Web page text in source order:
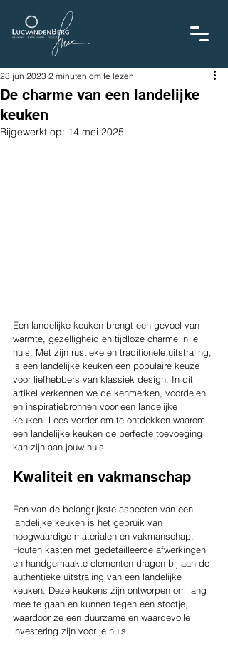
De charme van een landelijke
keuken
28 jun 2023 2 minuten om te lezen
Bijgewerkt op: 14 mei 2025
Een landelijke keuken brengt een gevoel van
warmte, gezelligheid en tijdloze charme in je
huis. Met zijn rustieke en traditionele uitstraling,
is een landelijke keuken een populaire keuze
voor liefhebbers van klassiek design. In dit
artikel verkennen we de kenmerken, voordelen
en inspiratiebronnen voor een landelijke
keuken. Lees verder om te ontdekken waarom
een landelijke keuken de perfecte toevoeging
kan zijn aan jouw huis.
Kwaliteit en vakmanschap
Een van de belangrijkste aspecten van een
landelijke keuken is het gebruik van
hoogwaardige materialen en vakmanschap.
Houten kasten met gedetailleerde afwerkingen
en handgemaakte elementen dragen bij aan de
authentieke uitstraling van een landelijke
keuken. Deze keukens zijn ontworpen om lang
mee te gaan en kunnen tegen een stootje,
waardoor ze een duurzame en waardevolle
investering zijn voor je huis.